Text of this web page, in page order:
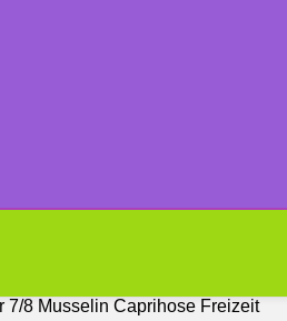
7/8 Musselin Caprihose Freizeit